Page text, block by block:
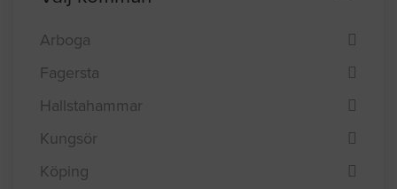
Arboga
Fagersta
Hallstahammar
Kungsör
Köping